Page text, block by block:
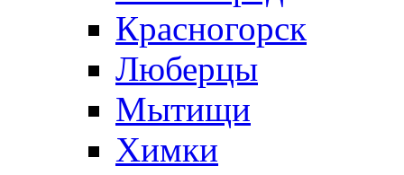
Красногорск
Люберцы
Мытищи
Химки